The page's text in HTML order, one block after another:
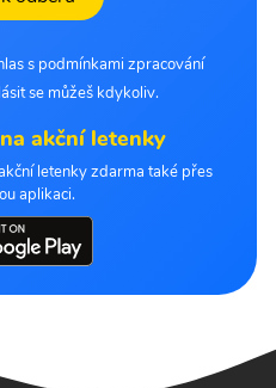
s podmínkami zpracování
se můžeš kdykoliv.
akční letenky
letenky zdarma také přes
aplikaci.